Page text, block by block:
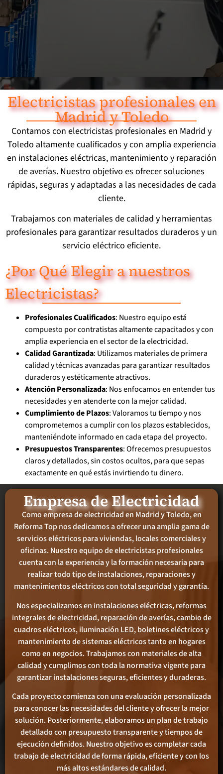
Electricistas profesionales en
Madrid y Toledo
Contamos con electricistas profesionales en Madrid y
Toledo altamente cualificados y con amplia experiencia
en instalaciones eléctricas, mantenimiento y reparación
de averías. Nuestro objetivo es ofrecer soluciones
rápidas, seguras y adaptadas a las necesidades de cada
cliente.
Trabajamos con materiales de calidad y herramientas
profesionales para garantizar resultados duraderos y un
servicio eléctrico eficiente.
¿Por Qué Elegir a nuestros
Electricistas?
Profesionales Cualificados: Nuestro equipo está
compuesto por contratistas altamente capacitados y con
amplia experiencia en el sector de la electricidad.
Calidad Garantizada: Utilizamos materiales de primera
calidad y técnicas avanzadas para garantizar resultados
duraderos y estéticamente atractivos.
Atención Personalizada: Nos enfocamos en entender tus
necesidades y en atenderte con la mejor calidad.
Cumplimiento de Plazos: Valoramos tu tiempo y nos
comprometemos a cumplir con los plazos establecidos,
manteniéndote informado en cada etapa del proyecto.
Presupuestos Transparentes: Ofrecemos presupuestos
claros y detallados, sin costos ocultos, para que sepas
exactamente en qué estás invirtiendo tu dinero.
Empresa de Electricidad
Como empresa de electricidad en Madrid y Toledo, en
Reforma Top nos dedicamos a ofrecer una amplia gama de
servicios eléctricos para viviendas, locales comerciales y
oficinas. Nuestro equipo de electricistas profesionales
cuenta con la experiencia y la formación necesaria para
realizar todo tipo de instalaciones, reparaciones y
mantenimientos eléctricos con total seguridad y garantía.
Nos especializamos en instalaciones eléctricas, reformas
integrales de electricidad, reparación de averías, cambio de
cuadros eléctricos, iluminación LED, boletines eléctricos y
mantenimiento de sistemas eléctricos tanto en hogares
como en negocios. Trabajamos con materiales de alta
calidad y cumplimos con toda la normativa vigente para
garantizar instalaciones seguras, eficientes y duraderas.
Cada proyecto comienza con una evaluación personalizada
para conocer las necesidades del cliente y ofrecer la mejor
solución. Posteriormente, elaboramos un plan de trabajo
detallado con presupuesto transparente y tiempos de
ejecución definidos. Nuestro objetivo es completar cada
trabajo de electricidad de forma rápida, eficiente y con los
más altos estándares de calidad.